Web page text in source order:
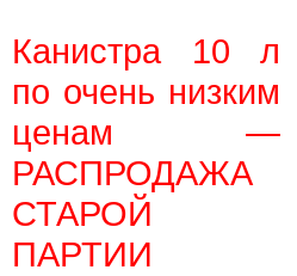
Канистра 10 л
по очень низким
ценам —
РАСПРОДАЖА
СТАРОЙ
ПАРТИИ